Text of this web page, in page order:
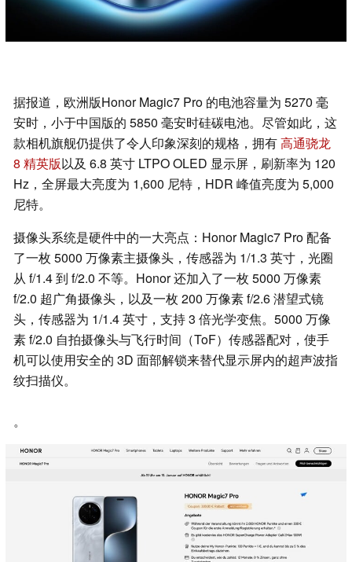
据报道，欧洲版Honor Magic7 Pro 的电池容量为 5270 毫
安时，小于中国版的 5850 毫安时硅碳电池。尽管如此，这
款相机旗舰仍提供了令人印象深刻的规格，拥有高通骁龙
8 精英版以及 6.8 英寸 LTPO OLED 显示屏，刷新率为 120
Hz，全屏最大亮度为 1,600 尼特，HDR 峰值亮度为 5,000
尼特。
摄像头系统是硬件中的一大亮点：Honor Magic7 Pro 配备
了一枚 5000 万像素主摄像头，传感器为 1/1.3 英寸，光圈
从 f/1.4 到 f/2.0 不等。Honor 还加入了一枚 5000 万像素
f/2.0 超广角摄像头，以及一枚 200 万像素 f/2.6 潜望式镜
头，传感器为 1/1.4 英寸，支持 3 倍光学变焦。5000 万像
素 f/2.0 自拍摄像头与飞行时间（ToF）传感器配对，使手
机可以使用安全的 3D 面部解锁来替代显示屏内的超声波指
纹扫描仪。
。